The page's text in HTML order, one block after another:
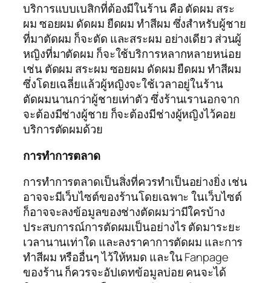
บริการแบบเบสิกที่ต้องมีในร้าน คือ ตัดผม สระ
ผม ซอยผม ดัดผม ยืดผม ทำสีผม ซึ่งสำหรับผู้ชาย
ที่มาตัดผม ก็จะตัด และสระผม อย่างเดียว ส่วนผู้
หญิงที่มาตัดผม ก็จะใช้บริการหลากหลายหน่อย
เช่น ตัดผม สระผม ซอยผม ดัดผม ยืดผม ทำสีผม
ซึ่งโดยเฉลี่ยแล้วผู้หญิงจะใช้เวลาอยู่ในร้าน
ตัดผมนานกว่าผู้ชายเท่าตัว ซึ่งร้านเรานอกจาก
จะต้องมีช่างผู้ชาย ก็จะต้องมีช่างผู้หญิงไว้คอย
บริการตัดผมด้วย
การทำการตลาด
การทำการตลาดเป็นสิ่งที่ควรทำเป็นอย่างยิ่ง เช่น
อาจจะมีเว็บไซต์ของร้านโดยเฉพาะ ในเว็บไซต์
ก็อาจจะลงข้อมูลของช่างตัดผมว่ามีใครบ้าง
ประสบการณ์การตัดผมเป็นอย่างไร ตัดมาระยะ
เวลานานเท่าใด และลงราคาการตัดผม และการ
ทำสีผม หรืออื่นๆ ไว้ให้หมด และใน Fanpage
ของร้าน ก็ควรจะอัปเดทข้อมูลบ่อย คนจะได้